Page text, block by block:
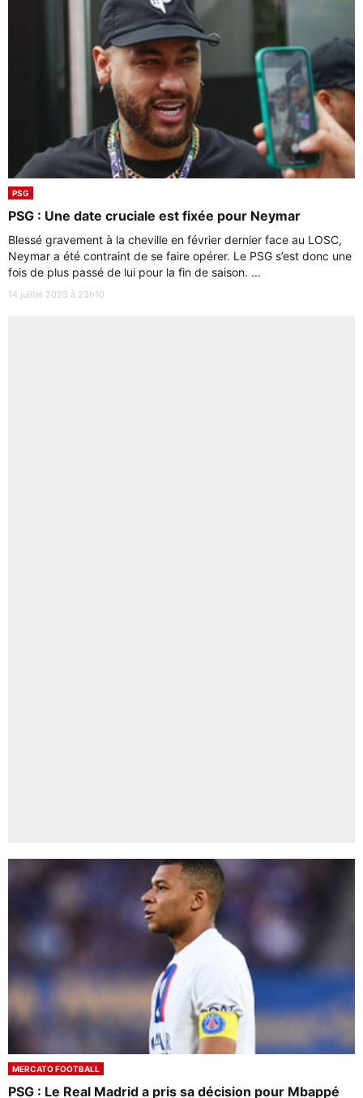
PSG
PSG : Une date cruciale est fixée pour Neymar
Blessé gravement à la cheville en février dernier face au LOSC,
Neymar a été contraint de se faire opérer. Le PSG s’est donc une
fois de plus passé de lui pour la fin de saison. ...
14 juillet 2023 à 23h10
MERCATO FOOTBALL
PSG : Le Real Madrid a pris sa décision pour Mbappé